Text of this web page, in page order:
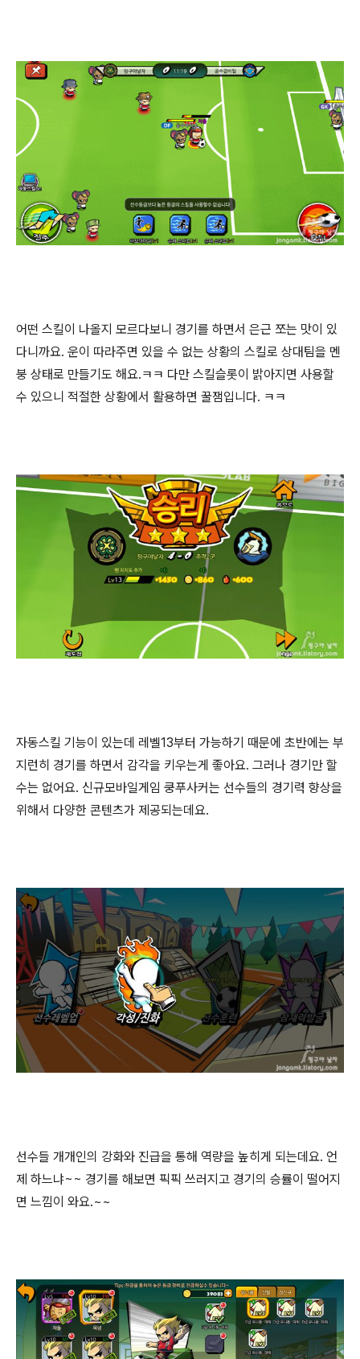
어떤 스킬이 나올지 모르다보니 경기를 하면서 은근 쪼는 맛이 있
다니까요. 운이 따라주면 있을 수 없는 상황의 스킬로 상대팀을 멘
붕 상태로 만들기도 해요.ㅋㅋ 다만 스킬슬롯이 밝아지면 사용할
수 있으니 적절한 상황에서 활용하면 꿀잼입니다. ㅋㅋ
자동스킬 기능이 있는데 레벨13부터 가능하기 때문에 초반에는 부
지런히 경기를 하면서 감각을 키우는게 좋아요. 그러나 경기만 할
수는 없어요. 신규모바일게임 쿵푸사커는 선수들의 경기력 향상을
위해서 다양한 콘텐츠가 제공되는데요.
선수들 개개인의 강화와 진급을 통해 역량을 높히게 되는데요. 언
제 하느냐~~ 경기를 해보면 픽픽 쓰러지고 경기의 승률이 떨어지
면 느낌이 와요.~~